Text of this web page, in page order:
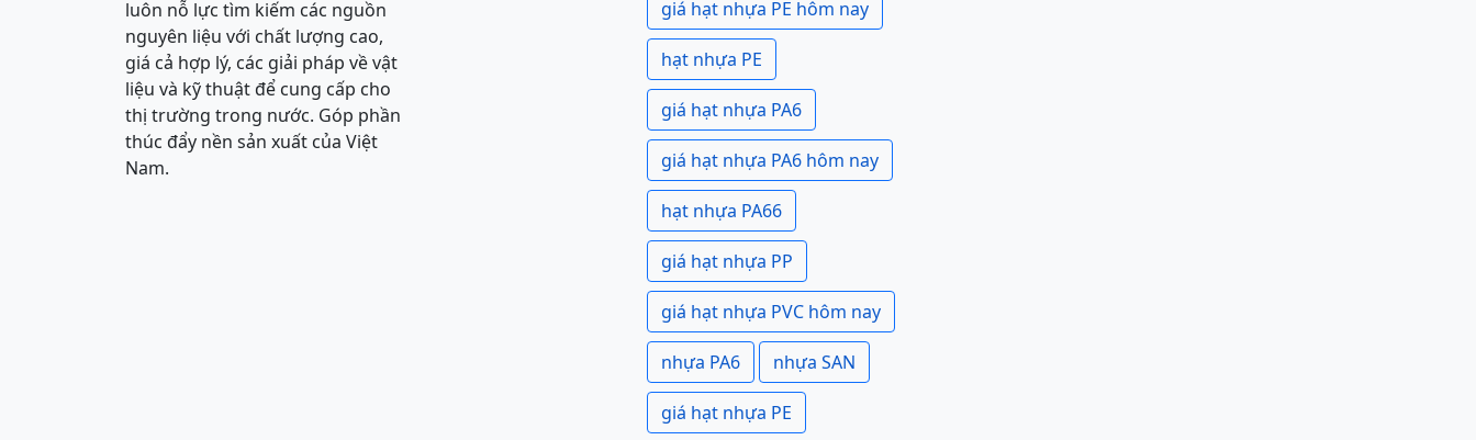
luôn nỗ lực tìm kiếm các nguồn
nguyên liệu với chất lượng cao,
giá cả hợp lý, các giải pháp về vật
liệu và kỹ thuật để cung cấp cho
thị trường trong nước. Góp phần
thúc đẩy nền sản xuất của Việt
Nam.
giá hạt nhựa PE hôm nay
hạt nhựa PE
giá hạt nhựa PA6
giá hạt nhựa PA6 hôm nay
hạt nhựa PA66
giá hạt nhựa PP
giá hạt nhựa PVC hôm nay
nhựa PA6 nhựa SAN
giá hạt nhựa PE